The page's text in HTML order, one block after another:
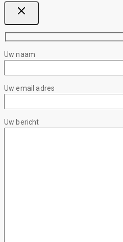
Uw naam
Uw email adres
Uw bericht